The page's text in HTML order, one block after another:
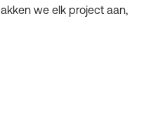
we elk project aan,